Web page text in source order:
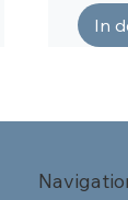
In